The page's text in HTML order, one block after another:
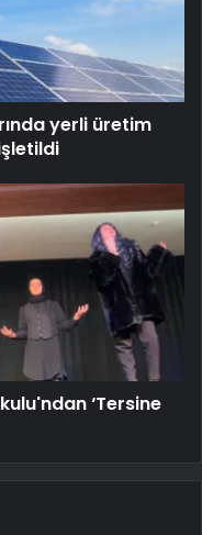
yerli üretim
‘Tersine